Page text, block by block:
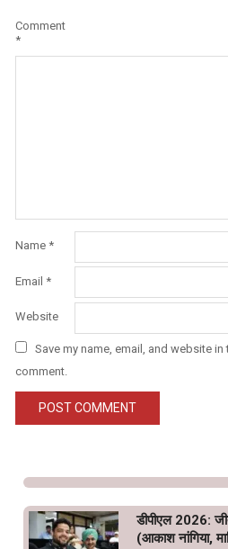
Comment
*
Name *
Email *
Website
Save my name, email, and website
comment.
डीपीएल 2026:
(आकाश नांगिया,